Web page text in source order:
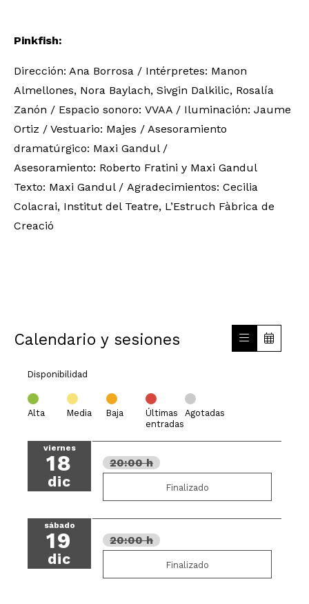
Pinkfish:
Dirección: Ana Borrosa / Intérpretes: Manon
Almellones, Nora Baylach, Sivgin Dalkilic, Rosalía
Zanón / Espacio sonoro: VVAA / Iluminación: Jaume
Ortiz / Vestuario: Majes / Asesoramiento
dramatúrgico: Maxi Gandul /
Asesoramiento: Roberto Fratini y Maxi Gandul
Texto: Maxi Gandul / Agradecimientos: Cecilia
Colacrai, Institut del Teatre, L’Estruch Fàbrica de
Creació
Calendario y sesiones
Disponibilidad
Alta Media Baja
Últimas
entradas
Agotadas
viernes
18
dic
20:00 h
Finalizado
sábado
19
dic
20:00 h
Finalizado